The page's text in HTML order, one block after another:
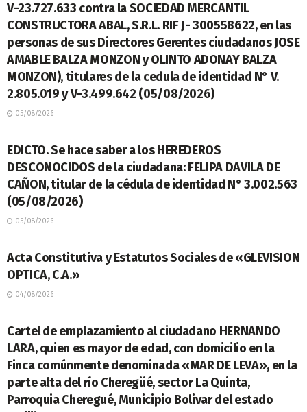
V-23.727.633 contra la SOCIEDAD MERCANTIL
CONSTRUCTORA ABAL, S.R.L. RIF J- 300558622, en las
personas de sus Directores Gerentes ciudadanos JOSE
AMABLE BALZA MONZON y OLINTO ADONAY BALZA
MONZON), titulares de la cedula de identidad N° V.
2.805.019 y V-3.499.642 (05/08/2026)
05/08/2026
EDICTO. Se hace saber a los HEREDEROS
DESCONOCIDOS de la ciudadana: FELIPA DAVILA DE
CAÑON, titular de la cédula de identidad N° 3.002.563
(05/08/2026)
05/08/2026
Acta Constitutiva y Estatutos Sociales de «GLEVISION
OPTICA, C.A.»
04/08/2026
Cartel de emplazamiento al ciudadano HERNANDO
LARA, quien es mayor de edad, con domicilio en la
Finca comúnmente denominada «MAR DE LEVA», en la
parte alta del río Cheregüé, sector La Quinta,
Parroquia Cheregué, Municipio Bolivar del estado